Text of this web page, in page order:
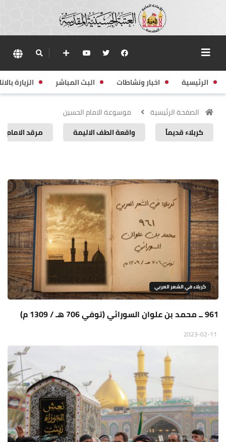
الرئيسية اخبار ونشاطات البث المباشر الزيارة
الصفحة الرئيسية
موسوعة الامام الحسين
كربلاء قديماً
واقعة الطف الاليمة مرقد الامام
كربلاء في الشعر العربي
961 ــ محمد بن علوان السورائي (توفي 706 هـ / 1309 م)